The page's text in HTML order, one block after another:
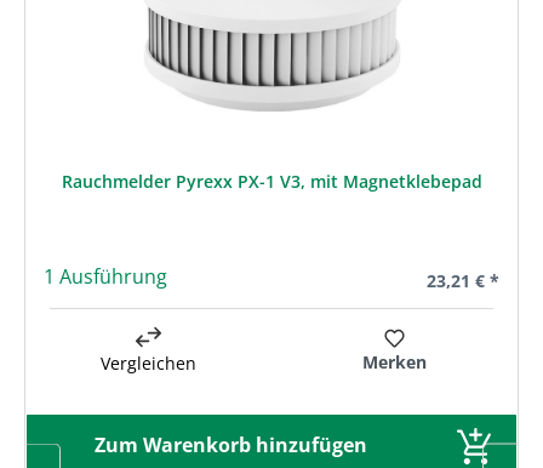
Rauchmelder Pyrexx PX-1 V3, mit Magnetklebepad
1 Ausführung Regulärer
23,21 € *
Vergleichen Merken
Zum Warenkorb hinzufügen